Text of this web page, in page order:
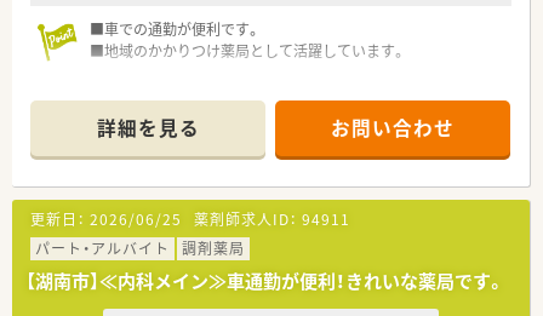
■車での通勤が便利です。
■地域のかかりつけ薬局として活躍しています。
詳細を見る お問い合わせ
更新日： 2026/06/25 薬剤師求人ID： 94911
パート・アルバイト
調剤薬局
【湖南市】≪内科メイン≫車通勤が便利！きれいな薬局です。